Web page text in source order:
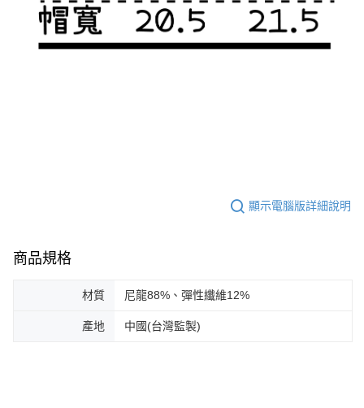
顯示電腦版詳細說明
商品規格
材質 尼龍88%、彈性纖維12%
產地 中國(台灣監製)